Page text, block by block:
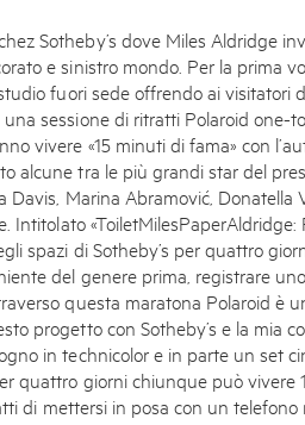
Sotheby’s dove Miles Aldridge
e sinistro mondo. Per la prima
fuori sede offrendo ai visitatori
sessione di ritratti Polaroid one-
vivere «15 minuti di fama» con
alcune tra le più grandi star del
Davis, Marina Abramović, Donatella
Intitolato
spazi di Sotheby’s per quattro
del genere prima, registrare
questa maratona Polaroid è
progetto con Sotheby’s e la mia
in technicolor e in parte un set
quattro giorni chiunque può vivere
di mettersi in posa con un